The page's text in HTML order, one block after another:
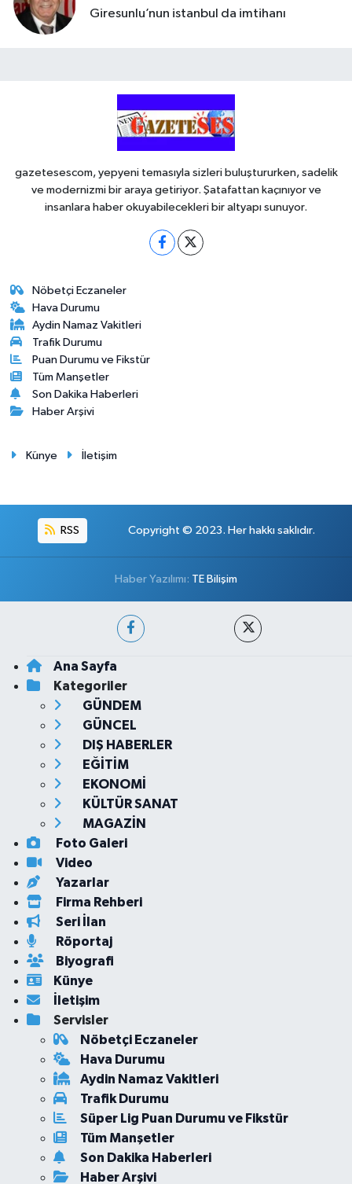
Giresunlu’nun istanbul da imtihanı
gazetesescom, yepyeni temasıyla sizleri buluştururken, sadelik
ve modernizmi bir araya getiriyor. Şatafattan kaçınıyor ve
insanlara haber okuyabilecekleri bir altyapı sunuyor.
Nöbetçi Eczaneler
Hava Durumu
Aydin Namaz Vakitleri
Trafik Durumu
Puan Durumu ve Fikstür
Tüm Manşetler
Son Dakika Haberleri
Haber Arşivi
Künye İletişim
RSS Copyright © 2023. Her hakkı saklıdır.
Haber Yazılımı: TE Bilişim
Ana Sayfa
Kategoriler
GÜNDEM
GÜNCEL
DIŞ HABERLER
EĞİTİM
EKONOMİ
KÜLTÜR SANAT
MAGAZİN
Foto Galeri
Video
Yazarlar
Firma Rehberi
Seri İlan
Röportaj
Biyografi
Künye
İletişim
Servisler
Nöbetçi Eczaneler
Hava Durumu
Aydin Namaz Vakitleri
Trafik Durumu
Süper Lig Puan Durumu ve Fikstür
Tüm Manşetler
Son Dakika Haberleri
Haber Arşivi